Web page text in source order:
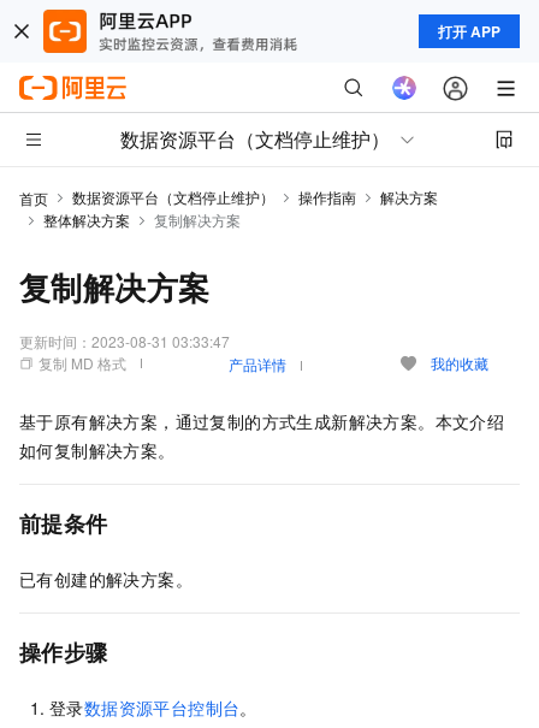
打开 APP
数据资源平台（文档停止维护）
首页 数据资源平台（文档停止维护） 操作指南
解决方案
整体解决方案
复制解决方案
复制解决方案
更新时间： 2023-08-31 03:33:47
复制 MD 格式
产品详情 我的收藏
基于原有解决方案，通过复制的方式生成新解决方案。本文介绍
如何复制解决方案。
前提条件
已有创建的解决方案。
操作步骤
登录数据资源平台控制台。